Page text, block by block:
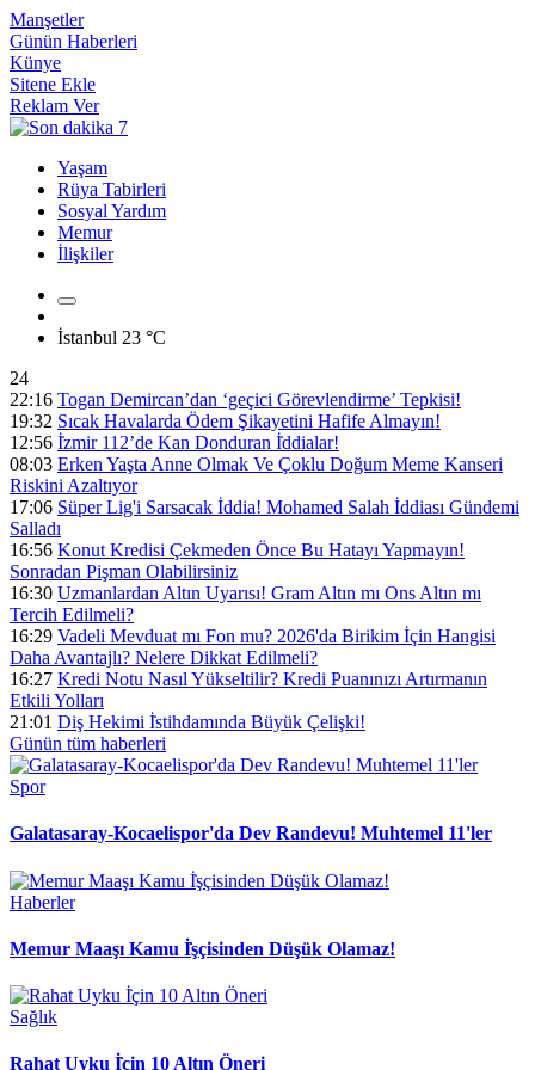
Manşetler
Günün Haberleri
Künye
Sitene Ekle
Reklam Ver
Yaşam
Rüya Tabirleri
Sosyal Yardım
Memur
İlişkiler
İstanbul 23 °C
24
22:16 Togan Demircan’dan ‘geçici Görevlendirme’ Tepkisi!
19:32 Sıcak Havalarda Ödem Şikayetini Hafife Almayın!
12:56 İ̇zmir 112’de Kan Donduran İ̇ddialar!
08:03 Erken Yaşta Anne Olmak Ve Çoklu Doğum Meme Kanseri
Riskini Azaltıyor
17:06 Süper Lig'i Sarsacak İddia! Mohamed Salah İddiası Gündemi
Salladı
16:56 Konut Kredisi Çekmeden Önce Bu Hatayı Yapmayın!
Sonradan Pişman Olabilirsiniz
16:30 Uzmanlardan Altın Uyarısı! Gram Altın mı Ons Altın mı
Tercih Edilmeli?
16:29 Vadeli Mevduat mı Fon mu? 2026'da Birikim İçin Hangisi
Daha Avantajlı? Nelere Dikkat Edilmeli?
16:27 Kredi Notu Nasıl Yükseltilir? Kredi Puanınızı Artırmanın
Etkili Yolları
21:01 Diş Hekimi İ̇stihdamında Büyük Çelişki!
Günün tüm haberleri
Spor
Galatasaray-Kocaelispor'da Dev Randevu! Muhtemel 11'ler
Haberler
Memur Maaşı Kamu İ̇şçisinden Düşük Olamaz!
Sağlık
Rahat Uyku İ̇çin 10 Altın Öneri